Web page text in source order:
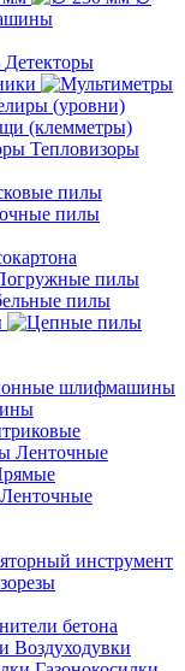
Детекторы
(уровни)
Тепловизоры
пилы
пилы
шлифмашины
Ленточные
Ленточные
инструмент
бетона
Воздуходувки